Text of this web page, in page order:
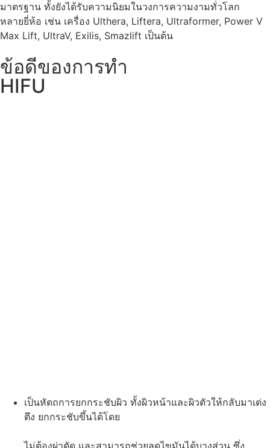
มาตรฐาน ทั้งยังได้รับความนิยมในวงการความงามทั่วโลก
หลายยี่ห้อ เช่น เครื่อง Ulthera, Liftera, Ultraformer, Power V
Max Lift, UltraV, Exilis, Smazlift เป็นต้น
ข้อดีของการทำ
HIFU
เป็นหัตถการยกกระชับผิว ทั้งผิวหน้าและผิวตัวให้กลับมาเต่ง
ตึง ยกกระชับขึ้นได้โดย